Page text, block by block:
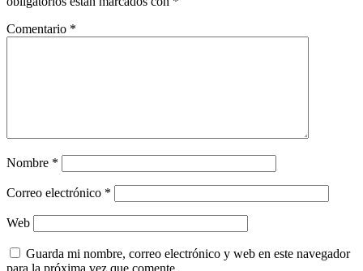
Comentario *
Nombre *
Correo electrónico *
Web
Guarda mi nombre, correo electrónico y web en este navegador
para la próxima vez que comente.